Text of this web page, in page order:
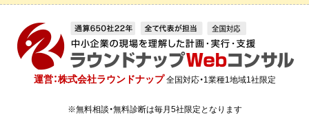
運営：株式会社ラウンドナップ 全国対応・1業種1地域1社限定
※無料相談・無料診断は毎月5社限定となります